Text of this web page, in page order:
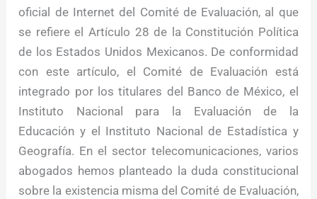
oficial de Internet del Comité de Evaluación, al que
se refiere el Artículo 28 de la Constitución Política
de los Estados Unidos Mexicanos. De conformidad
con este artículo, el Comité de Evaluación está
integrado por los titulares del Banco de México, el
Instituto Nacional para la Evaluación de la
Educación y el Instituto Nacional de Estadística y
Geografía. En el sector telecomunicaciones, varios
abogados hemos planteado la duda constitucional
sobre la existencia misma del Comité de Evaluación,